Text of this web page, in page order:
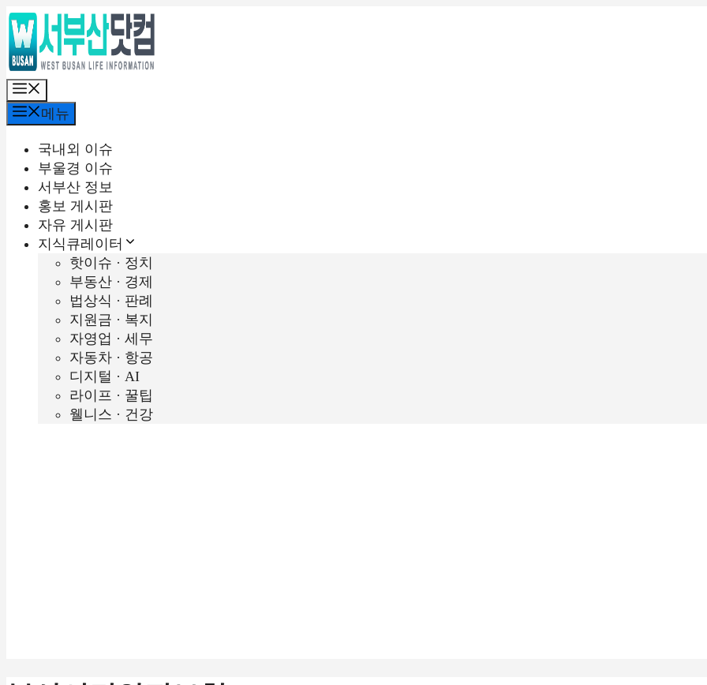
컨
텐
츠
로
건
너
뛰
뉴
메뉴
국내외 이슈
부울경 이슈
서부산 정보
홍보 게시판
자유 게시판
지식큐레이터
핫이슈 · 정치
부동산 · 경제
법상식 · 판례
지원금 · 복지
자영업 · 세무
자동차 · 항공
디지털 · AI
라이프 · 꿀팁
웰니스 · 건강